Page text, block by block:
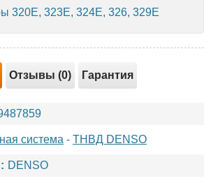
320E, 323E, 324E, 326, 329E
Отзывы (0) Гарантия
система - ТНВД DENSO
DENSO